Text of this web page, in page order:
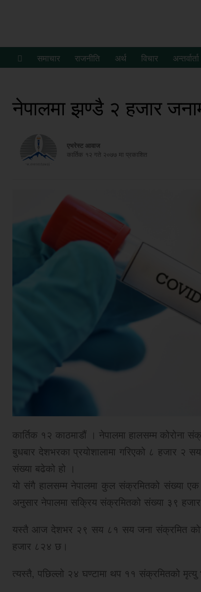
समाचार राजनीति अर्थ विचार अन्तर्वार्ता
नेपालमा झण्डै २ हजार
एभरेस्ट आवाज
कार्तिक १२ गते २०७७ मा प्रकाशित
कार्तिक १२ काठमाडौं । नेपालमा हालसम्म
बुधबार देशभरका प्रयोशालामा गरिएको ८ हजार २
संख्या बढेको हो ।
यो संगै हालसम्म नेपालमा कुल संक्रमितको संख्या
अनुसार नेपालमा सक्रिय संक्रमितको संख्या ३९
यस्तै आज देशभर २९ सय ८१ सय जना संक्रमित
हजार ८२४ छ।
त्यस्तै, पछिल्लो २४ घण्टामा थप ११ संक्रमितको